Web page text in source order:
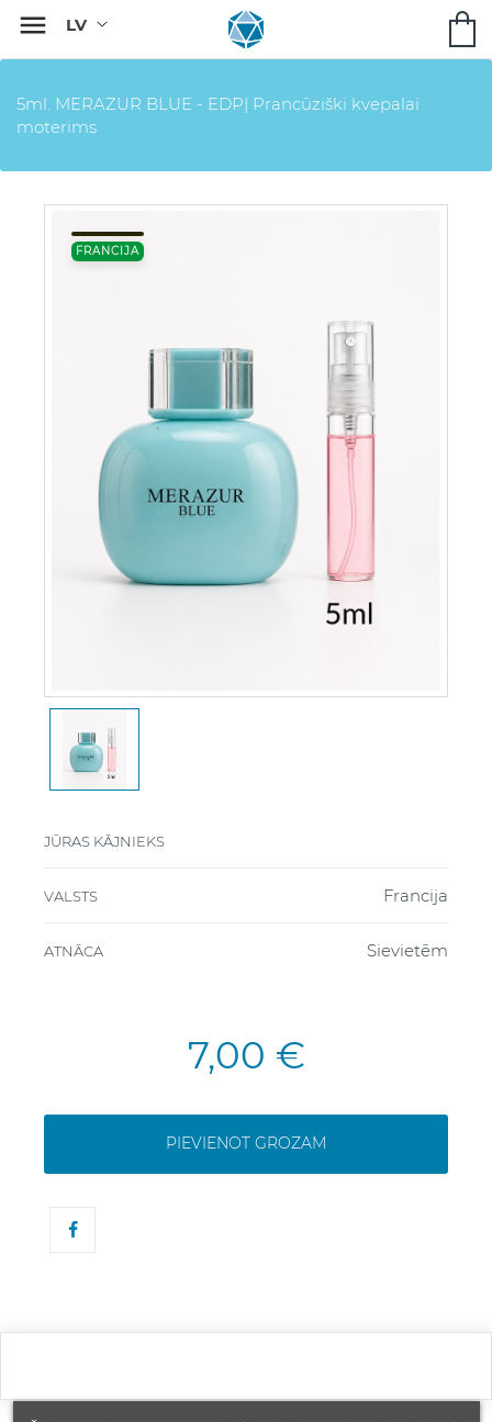

5ml. MERAZUR BLUE - EDP| Prancūziški kvepalai
moterims
FRANCIJA
JŪRAS KĀJNIEKS
VALSTS Francija
ATNĀCA Sievietēm
7,00 €
PIEVIENOT GROZAM